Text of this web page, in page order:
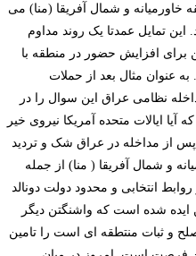
خاورمیانه و شمال آفریقا (منا) می
این تمایل عمدتا یک روند مداوم
افزایش حضور در منطقه با
عنوان مثال بعد از حملات
آن مداخله نظامی عراق این سوال را در
ایالات متحده آمریکا نیروی خیر
از مداخله در عراق شک و تردید
و شمال آفریقا ( منا) از جمله
انتخابی و محدود دولت دونالد
ایده شده است که واشنگتن دیگر
و ثبات منتطقه ­ای است را تامین